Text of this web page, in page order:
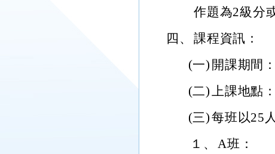
作題為2級分
四、 課程資訊：
(一) 開課期間
(二)上課地點
(三)每班以25
１、 A班：